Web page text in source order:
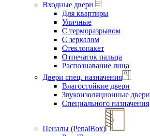
Входные двери
Для квартиры
Уличные
С терморазрывом
С зеркалом
Стеклопакет
Отпечаток пальца
Распознавание лица
Двери спец. назначения
Влагостойкие двери
Звукоизоляционные двери
Специального назначения
Пеналы (PenalBox)